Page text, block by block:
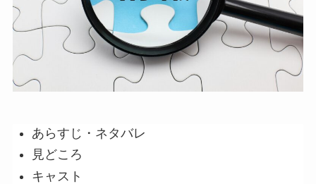
あらすじ・ネタバレ
見どころ
キャスト